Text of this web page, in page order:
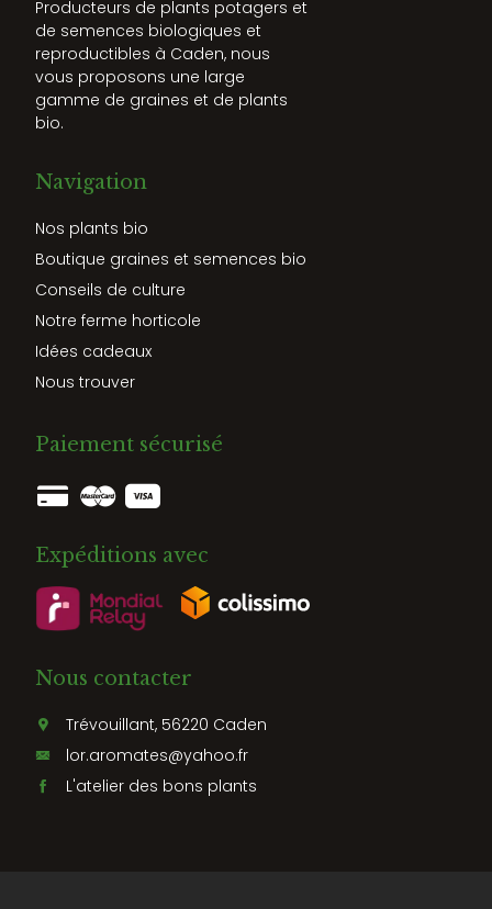
Producteurs de plants potagers et
de semences biologiques et
reproductibles à Caden, nous
vous proposons une large
gamme de graines et de plants
bio.
Navigation
Nos plants bio
Boutique graines et semences bio
Conseils de culture
Notre ferme horticole
Idées cadeaux
Nous trouver
Paiement sécurisé
Expéditions avec
Nous contacter
Trévouillant, 56220 Caden
lor.aromates@yahoo.fr
L'atelier des bons plants